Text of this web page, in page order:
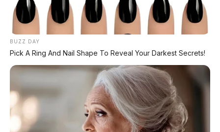
✔ TANPA DP
✔ GRATIS ANGSURAN 1X
✔ GRATIS BALIK NAMA
CEK UNIT SEKARANG
BUZZ DAY
Pick A Ring And Nail Shape To Reveal Your Darkest Secrets!